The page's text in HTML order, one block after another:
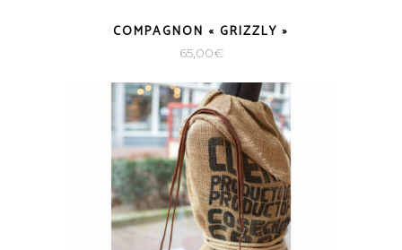
COMPAGNON « GRIZZLY »
65,00€